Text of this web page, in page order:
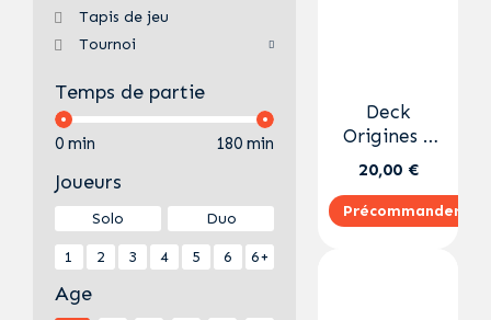
Tapis de jeu
Tournoi
Temps de partie
0 min 180 min
Joueurs
Solo Duo
1 2 3 4 5 6 6+
Age
Deck
Origines –
Lee Sin FR
20,00 €
Précommander